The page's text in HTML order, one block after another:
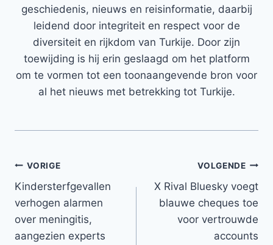
geschiedenis, nieuws en reisinformatie, daarbij
leidend door integriteit en respect voor de
diversiteit en rijkdom van Turkije. Door zijn
toewijding is hij erin geslaagd om het platform
om te vormen tot een toonaangevende bron voor
al het nieuws met betrekking tot Turkije.
Bericht
navigatie
VORIGE
Kindersterfgevallen
verhogen alarmen
over meningitis,
aangezien experts
VOLGENDE
X Rival Bluesky voegt
blauwe cheques toe
voor vertrouwde
accounts